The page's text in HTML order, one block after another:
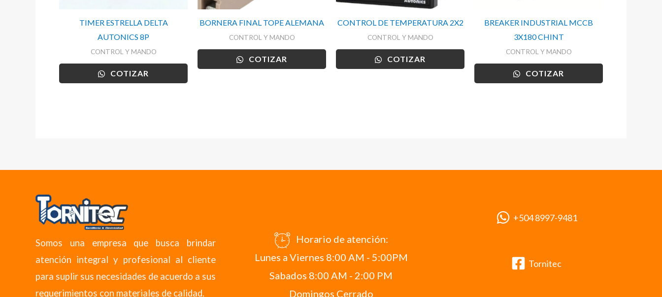
TIMER ESTRELLA DELTA
AUTONICS 8P
CONTROL Y MANDO
COTIZAR
BORNERA FINAL TOPE ALEMANA
CONTROL Y MANDO
COTIZAR
CONTROL DE TEMPERATURA 2X2
CONTROL Y MANDO
COTIZAR
BREAKER INDUSTRIAL MCCB
3X180 CHINT
CONTROL Y MANDO
COTIZAR
Somos una empresa que busca brindar
atención integral y profesional al cliente
para suplir sus necesidades de acuerdo a sus
requerimientos con materiales de calidad.
Horario de atención:
Lunes a Viernes 8:00 AM - 5:00PM
Sabados 8:00 AM - 2:00 PM
Domingos Cerrado
+504 8997-9481
Tornitec